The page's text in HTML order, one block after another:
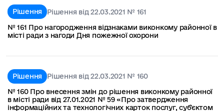
Рішення
Рішення від 22.03.2021 № 161
№ 161 Про нагородження відзнаками виконкому районної в
місті ради з нагоди Дня пожежної охорони
Рішення
Рішення від 22.03.2021 № 160
№ 160 Про внесення змін до рішення виконкому районної
в місті ради від 27.01.2021 № 59 «Про затвердження
інформаційних та технологічних карток послуг, субʼєктом